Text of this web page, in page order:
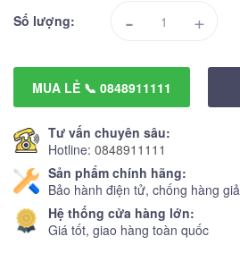
Số lượng: - +
MUA LẺ 📞 0848911111
Tư vấn chuyên sâu:
Hotline: 0848911111
Sản phẩm chính hãng:
Bảo hành điện tử, chống hàng giả
Hệ thống cửa hàng lớn:
Giá tốt, giao hàng toàn quốc